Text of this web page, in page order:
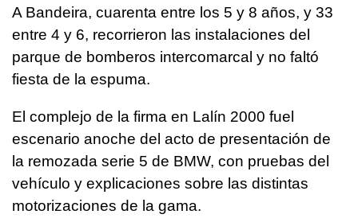
A Bandeira, cuarenta entre los 5 y 8 años, y 33
entre 4 y 6, recorrieron las instalaciones del
parque de bomberos intercomarcal y no faltó
fiesta de la espuma.
El complejo de la firma en Lalín 2000 fuel
escenario anoche del acto de presentación de
la remozada serie 5 de BMW, con pruebas del
vehículo y explicaciones sobre las distintas
motorizaciones de la gama.